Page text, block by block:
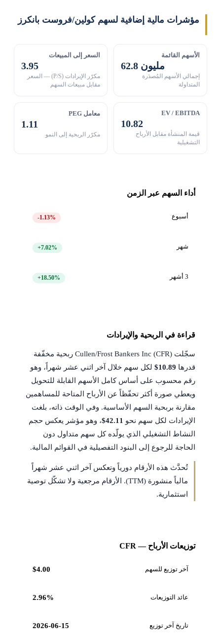
مؤشرات مالية إضافية لسهم كولين/فروست بانكرز
الأسهم القائمة
62.8 مليون
إجمالي الأسهم المُصدَرة
المتداولة
السعر إلى المبيعات
3.95
مكرّر الإيرادات (P/S) — السعر
مقابل مبيعات السهم
EV / EBITDA
10.82
قيمة المنشأة مقابل الأرباح
التشغيلية
معامل PEG
1.11
مكرّر الربحية إلى النمو
أداء السهم عبر الزمن
أسبوع -1.13%
شهر +7.02%
3 أشهر +18.50%
قراءة في الربحية والإيرادات
سجّلت Cullen/Frost Bankers Inc (CFR) ربحية مخفّفة
قدرها $10.89لكل سهم خلال آخر اثني عشر شهراً، وهو
رقم محسوب على أساس كامل الأسهم القابلة للتحويل
ويعطي صورة أكثر تحفّظاً عن الأرباح المتاحة للمساهمين
مقارنة بربحية السهم الأساسية. وفي الوقت ذاته، بلغت
الإيرادات لكل سهم نحو $42.11، وهو مؤشر يعكس حجم
النشاط التشغيلي الذي يولّده كل سهم متداول دون
الحاجة للرجوع إلى البنود التفصيلية في القوائم المالية.
تُحدَّث هذه الأرقام دورياً وتعكس آخر اثني عشر شهراً
مالياً منشورة (TTM). الأرقام مرجعية ولا تشكّل توصية
استثمارية.
توزيعات الأرباح — CFR
آخر توزيع للسهم $4.00
عائد التوزيعات 2.96%
تاريخ آخر توزيع 2026-06-15